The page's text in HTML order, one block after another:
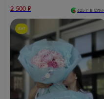
2 500 ₽ 625 ₽ в
Хит